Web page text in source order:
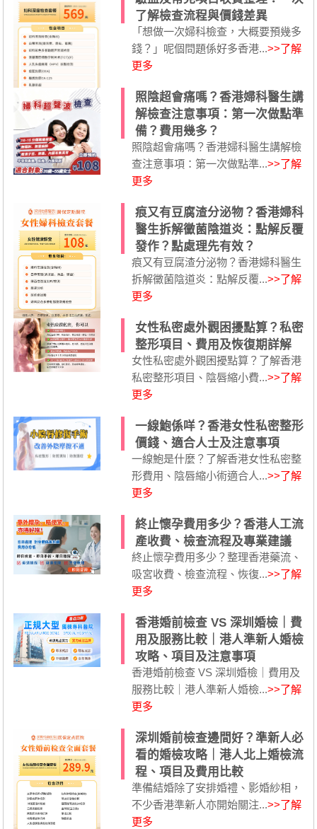
了解檢查流程與價錢差異
「想做一次婦科檢查，大概要預幾多
錢？」呢個問題係好多香港...>>了解
更多
照陰超會痛嗎？香港婦科醫生講
解檢查注意事項：第一次做點準
備？費用幾多？
照陰超會痛嗎？香港婦科醫生講解檢
查注意事項：第一次做點準...>>了解
更多
痕又有豆腐渣分泌物？香港婦科
醫生拆解黴菌陰道炎：點解反覆
發作？點處理先有效？
痕又有豆腐渣分泌物？香港婦科醫生
拆解黴菌陰道炎：點解反覆...>>了解
更多
女性私密處外觀困擾點算？私密
整形項目、費用及恢復期詳解
女性私密處外觀困擾點算？了解香港
私密整形項目、陰唇縮小費...>>了解
更多
一線鮑係咩？香港女性私密整形
價錢、適合人士及注意事項
一線鮑是什麼？了解香港女性私密整
形費用、陰唇縮小術適合人...>>了解
更多
終止懷孕費用多少？香港人工流
產收費、檢查流程及專業建議
終止懷孕費用多少？整理香港藥流、
吸宮收費、檢查流程、恢復...>>了解
更多
香港婚前檢查 VS 深圳婚檢｜費
用及服務比較｜港人準新人婚檢
攻略、項目及注意事項
香港婚前檢查 VS 深圳婚檢｜費用及
服務比較｜港人準新人婚檢...>>了解
更多
深圳婚前檢查邊間好？準新人必
看的婚檢攻略｜港人北上婚檢流
程、項目及費用比較
準備結婚除了安排婚禮、影婚紗相，
不少香港準新人亦開始關注...>>了解
更多